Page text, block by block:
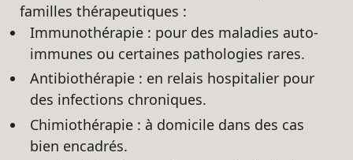
familles thérapeutiques :
Immunothérapie : pour des maladies auto-
immunes ou certaines pathologies rares.
Antibiothérapie : en relais hospitalier pour
des infections chroniques.
Chimiothérapie : à domicile dans des cas
bien encadrés.